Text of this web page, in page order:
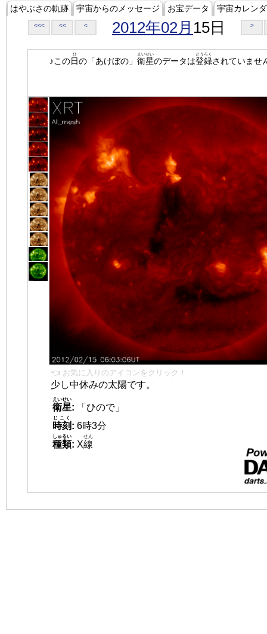
はやぶさの軌跡 宇宙からのメッセージ お宝データ 宇宙カレン
<<< << < 2012年02月 15日 >
♪この日
ひ
の「あけぼの」 衛星
えいせい
のデータは登録
とうろく
されていませ
👈 お気に入りのアイコンをクリック！
少し中休みの太陽です。
衛星
えいせい
:
「ひので」
時刻
じこく
: 6時3分
種類
しゅるい
: X線
せん